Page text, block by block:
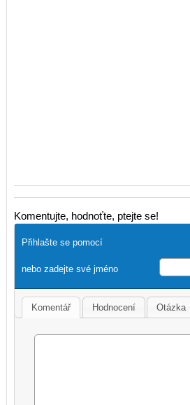
Komentujte, hodnoťte, ptejte se!
Přihlašte se pomocí
nebo zadejte své jméno
Komentář Hodnocení Otázka